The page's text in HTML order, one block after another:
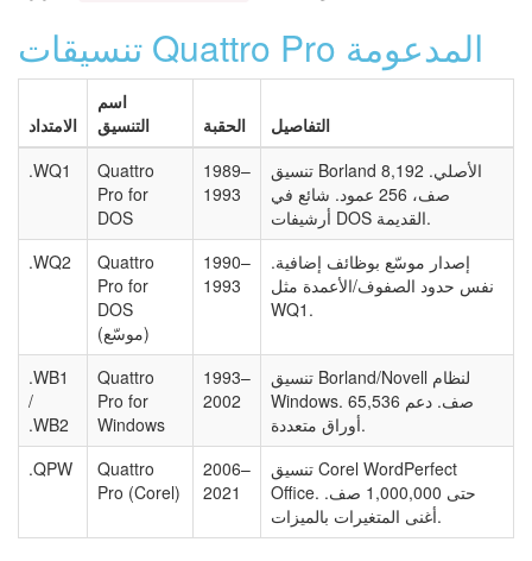
تنسيقات Quattro Pro المدعومة
الامتداد
اسم
التنسيق
الحقبة
التفاصيل
.WQ1
Quattro
Pro for
DOS
1989–
1993
تنسيق Borland الأصلي. 8,192
صف، 256 عمود. شائع في
أرشيفات DOS القديمة.
.WQ2
Quattro
Pro for
DOS
(موسّع)
1990–
1993
إصدار موسّع بوظائف إضافية.
نفس حدود الصفوف/الأعمدة مثل
WQ1.
.WB1
/
.WB2
Quattro
Pro for
Windows
1993–
2002
تنسيق Borland/Novell لنظام
Windows. 65,536 صف. دعم
أوراق متعددة.
.QPW
Quattro
Pro (Corel)
2006–
2021
تنسيق Corel WordPerfect
Office. حتى 1,000,000 صف.
أغنى المتغيرات بالميزات.